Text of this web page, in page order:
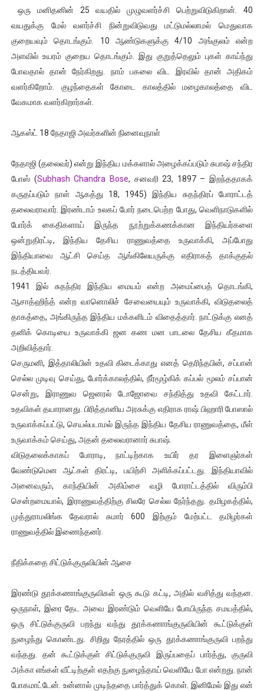
ஒரு மனிதனின் 25 வயதில் முழுவளர்ச்சி பெற்றுவிடுகிறான். 40
வயதுக்கு மேல் வளர்ச்சி நின்றுவிடுவது மட்டுமல்லாமல் மெதுவாக
குறையவும் தொடங்கும். 10 ஆண்டுகளுக்கு 4/10 அங்குலம் என்ற
அளவில் உயரம் குறைய தொடங்கும். இது குறுத்தெலும் புகள் காய்ந்து
போவதால் தான் நேர்கிறது. நாம் பகலை விட இரவில் தான் அதிகம்
வளர்கிறோம். குழந்தைகள் கோடை காலத்தில் மழைகாலத்தை விட
வேகமாக வளர்கிறார்கள்.
ஆகஸ்ட் 18 நேதாஜி அவர்களின் நினைவுநாள்
நேதாஜி (தலைவர்) என்று இந்திய மக்களால் அழைக்கப்படும் சுபாஷ் சந்திர
போஸ் (Subhash Chandra Bose, சனவரி 23, 1897 – இறந்ததாகக்
கருதப்படும் நாள் ஆகத்து 18, 1945) இந்திய சுதந்திரப் போராட்டத்
தலைவராவார். இரண்டாம் உலகப் போர் நடைபெற்ற போது, வெளிநாடுகளில்
போர்க் கைதிகளாய் இருந்த நூற்றுக்கணக்கான இந்தியர்களை
ஒன்றுதிரட்டி, இந்திய தேசிய ராணுவத்தை உருவாக்கி, அப்போது
இந்தியாவை ஆட்சி செய்த ஆங்கிலேயருக்கு எதிராகத் தாக்குதல்
நடத்தியவர்.
1941 இல் சுதந்திர இந்திய மையம் என்ற அமைப்பைத் தொடங்கி,
ஆசாத்ஹிந்த் என்ற வானொலிச் சேவையையும் உருவாக்கி, விடுதலைத்
தாகத்தை, அங்கிருந்த இந்திய மக்களிடம் விதைத்தார். நாட்டுக்கு எனத்
தனிக் கொடியை உருவாக்கி ஜன கண மன பாடலை தேசிய கீதமாக
அறிவித்தார்.
செருமனி, இத்தாலியின் உதவி கிடைக்காது எனத் தெரிந்தபின், சப்பான்
செல்ல முடிவு செய்து, போர்க்காலத்தில், நீர்மூழ்கிக் கப்பல் மூலம் சப்பான்
சென்று, இராணுவ ஜெனரல் டோஜோவை சந்தித்து உதவி கேட்டார்.
உதவிகள் தயாரானது. பிரித்தானிய அரசுக்கு எதிராக ராஷ் பிஹாரி போஸால்
உருவாக்கப்பட்டு, செயல்படாமல் இருந்த இந்திய தேசிய ராணுவத்தை, மீள்
உருவாக்கம் செய்து, அதன் தலைவரானார் சுபாஷ்.
விடுதலைக்காகப் போராடி, நாட்டிற்காக உயிர் தர இளைஞர்கள்
வேண்டுமென ஆட்கள் திரட்டி, பயிற்சி அளிக்கப்பட்டது. இந்தியாவில்
அனைவரும், காந்தியின் அகிம்சை வழி போராட்டத்தில் விரும்பி
சென்றமையால், இராணுவத்திற்கு சிலரே செல்ல நேர்ந்தது. தமிழகத்தில்,
முத்துராமலிங்க தேவரால் சுமார் 600 இற்கும் மேற்பட்ட தமிழர்கள்
ராணுவத்தில் இணைந்தனர்.
நீதிக்கதை சிட்டுக்குருவியின் ஆசை
இரண்டு தூக்கணாங்குருவிகள் ஒரு கூடு கட்டி, அதில் வசித்து வந்தன.
ஒருநாள், இரை தேட அவை இரண்டும் வெளியே போயிருந்த சமயத்தில்,
ஒரு சிட்டுக்குருவி பறந்து வந்து தூக்கணாங்குருவியின் கூட்டுக்குள்
நுழைந்து கொண்டது. சிறிது நேரத்தில் ஒரு தூக்கணாங்குருவி பறந்து
வந்தது. தன் கூட்டுக்குள் சிட்டுக்குருவி இருப்பதைப் பார்த்து, குருவி
அக்கா எங்கள் வீட்டிற்குள் எதற்கு நுழைந்தாய் வெளியே போ என்றது. நான்
போகமாட்டேன். உன்னால் முடிந்ததை பார்த்துக் கொள். இனிமேல் இது என்